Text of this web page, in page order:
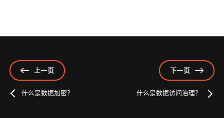
上一页
什么是数据加密？
下一页
什么是数据访问治理？